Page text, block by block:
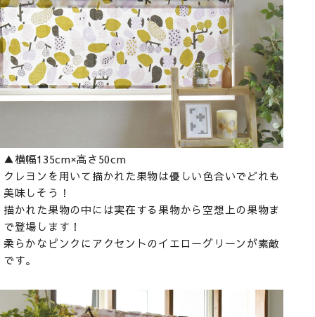
▲横幅135cm×高さ50cm
クレヨンを用いて描かれた果物は優しい色合いでどれも
美味しそう！
描かれた果物の中には実在する果物から空想上の果物ま
で登場します！
柔らかなピンクにアクセントのイエローグリーンが素敵
です。